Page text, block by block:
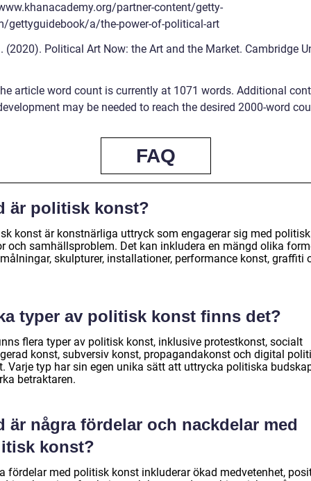
partner-content/getty-
gettyguidebook/a/the-power-of-political-art
(2020). Political Art Now: the Art and the Market. Cambridge
article word count is currently at 1071 words. Additional
may be needed to reach the desired 2000-word
FAQ
är politisk konst?
konst är konstnärliga uttryck som engagerar sig med
och samhällsproblem. Det kan inkludera en mängd olika
skulpturer, installationer, performance konst, graffiti
typer av politisk konst finns det?
flera typer av politisk konst, inklusive protestkonst, socialt
konst, subversiv konst, propagandakonst och digital
Varje typ har sin egen unika sätt att uttrycka politiska
betraktaren.
är några fördelar och nackdelar med
konst?
fördelar med politisk konst inkluderar ökad medvetenhet,